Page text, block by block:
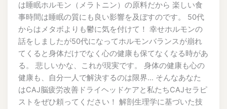
は睡眠ホルモン（メラトニン）の原料だから 楽しい食
事時間は睡眠の質にも良い影響を及ぼすのです。 50代
からはメタボよりも鬱に気を付けて！ 幸せホルモンの
話をしましたが50代になってホルモンバランスが崩れ
てくると身体だけでなく心の健康も保てなくなる時があ
る。 悲しいかな、これが現実です。 身体の健康も心の
健康も、自分一人で解決するのは限界… そんなあなた
はCAJ脳疲労改善ドライヘッドケアと私たちCAJセラピ
ストをぜひ頼ってください！ 解剖生理学に基づいた技